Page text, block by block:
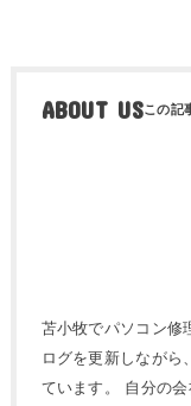
ABOUT US
苫小牧でパソコン修
ログを更新しながら
ています。 自分の